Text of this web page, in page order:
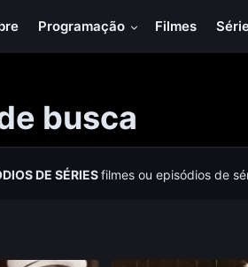
Programação Filmes
busca
DE SÉRIESfilmes ou episódios de